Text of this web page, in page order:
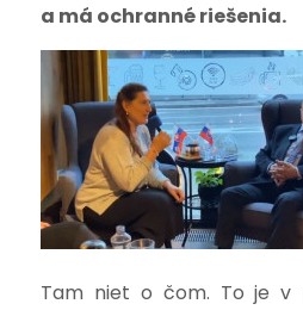
a má ochranné riešenia.
Tam niet o čom. To je